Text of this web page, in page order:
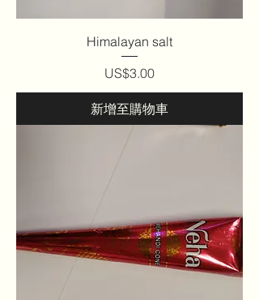
Himalayan salt
價格
US$3.00
新增至購物車